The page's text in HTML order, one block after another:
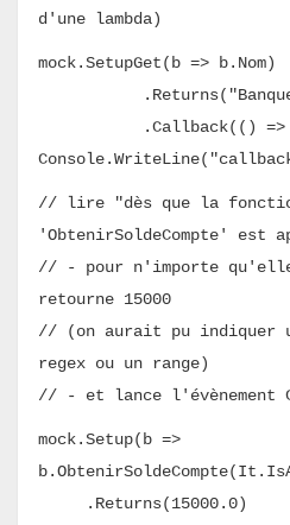
d'une lambda)
mock.SetupGet(b => b.Nom)
.Callback( () =>
// lire "dès que la
'ObtenirSoldeCompte' est
// - pour n'importe
retourne 15000
// (on aurait pu indiquer
regex ou un range)
// - et lance l'évènement
mock.Setup(b =>
.Returns(15000.0)